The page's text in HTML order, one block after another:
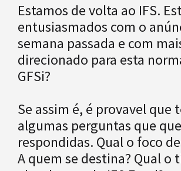
Estamos de volta ao IFS.
entusiasmados com o
semana passada e com
direcionado para esta
GFSi?
Se assim é, é provavel que
algumas perguntas que
respondidas. Qual o foco
A quem se destina? Qual o